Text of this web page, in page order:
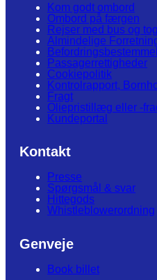
Kom godt ombord
Ombord på færgen
Rejser med bus og tog
Almindelige
Passagerrettigheder
Cookiepolitik
Kontrolrapport,
Fragt
Oliepristillæg eller -
Kundeportal
Kontakt
Presse
Spørgsmål & svar
Hittegods
Whistleblowerordning
Genveje
Book billet